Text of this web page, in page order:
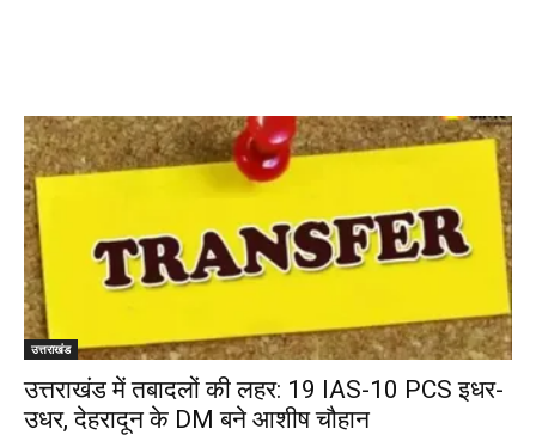
उत्तराखंड
उत्तराखंड में तबादलों की लहर: 19 IAS-10 PCS इधर-
उधर, देहरादून के DM बने आशीष चौहान